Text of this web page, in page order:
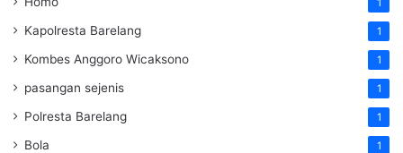
1
Kapolresta Barelang 1
Kombes Anggoro Wicaksono 1
pasangan sejenis 1
Polresta Barelang 1
Bola 1